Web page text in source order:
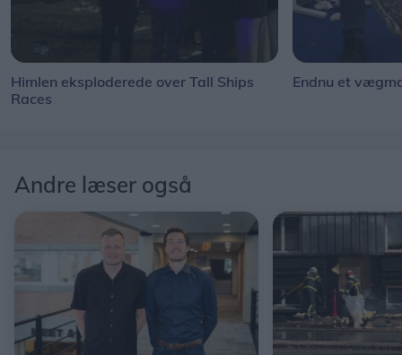
Himlen eksploderede over Tall Ships
Races
Endnu et
Andre læser også